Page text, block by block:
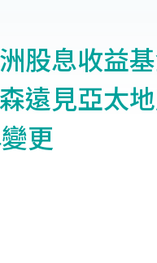
股息收益基
遠見亞太
更